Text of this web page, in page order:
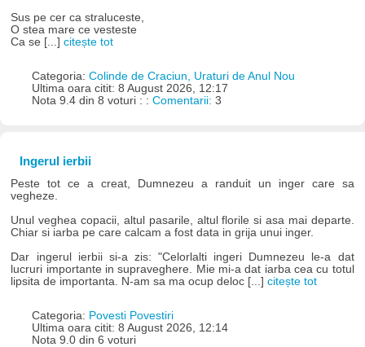
Sus pe cer ca straluceste,
O stea mare ce vesteste
Ca se [...]citește tot
Categoria: Colinde de Craciun, Uraturi de Anul Nou
Ultima oara citit: 8 August 2026, 12:17
Nota 9.4 din 8 voturi : : Comentarii: 3
Ingerul ierbii
Peste tot ce a creat, Dumnezeu a randuit un inger care sa
vegheze.
Unul veghea copacii, altul pasarile, altul florile si asa mai departe.
Chiar si iarba pe care calcam a fost data in grija unui inger.
Dar ingerul ierbii si-a zis: "Celorlalti ingeri Dumnezeu le-a dat
lucruri importante in supraveghere. Mie mi-a dat iarba cea cu totul
lipsita de importanta. N-am sa ma ocup deloc [...]citește tot
Categoria: Povesti Povestiri
Ultima oara citit: 8 August 2026, 12:14
Nota 9.0 din 6 voturi